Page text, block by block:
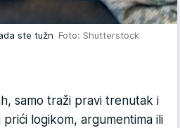
ste tužn Foto: Shutterstock
samo traži pravi trenutak i
logikom, argumentima ili